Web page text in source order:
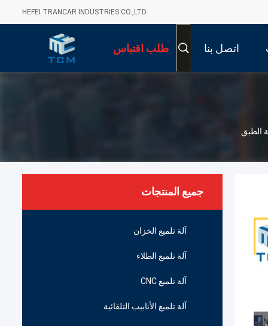
HEFEI TRANCAR INDUSTRIES CO.,LTD
اتصل بنا طلب اقتباس
جميع المنتجات
آلة تلميع الخزان
آلة تلميع الطلاء
آلة تلميع CNC
آلة تلميع الأنابيب التلقائية